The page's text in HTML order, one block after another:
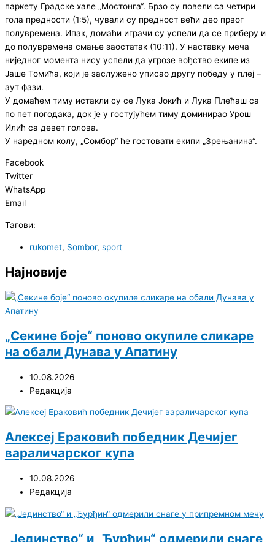
паркету Градске хале „Мостонга“. Брзо су повели са четири
гола предности (1:5), чували су предност већи део првог
полувремена. Ипак, домаћи играчи су успели да се приберу и
до полувремена смање заостатак (10:11). У наставку меча
ниједног момента нису успели да угрозе вођство екипе из
Јаше Томића, који је заслужено уписао другу победу у плеј –
аут фази.
У домаћем тиму истакли су се Лука Јокић и Лука Плећаш са
по пет погодака, док је у гостујућем тиму доминирао Урош
Илић са девет голова.
У наредном колу, „Сомбор“ ће гостовати екипи „Зрењанина“.
Facebook
Twitter
WhatsApp
Email
Тагови:
rukomet, Sombor, sport
Најновије
„Секине боје“ поново окупиле сликаре
на обали Дунава у Апатину
10.08.2026
Редакција
Алексеј Ераковић победник Дечијег
вараличарског купа
10.08.2026
Редакција
„Јединство“ и „Ђурђин“ одмерили снаге